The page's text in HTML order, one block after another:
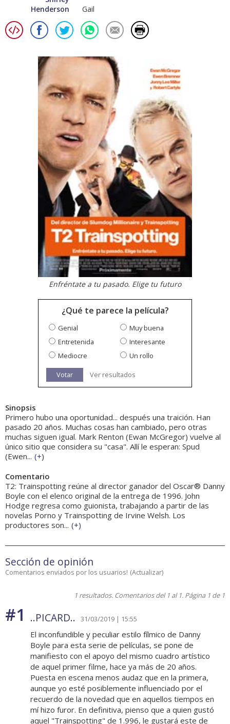
Henderson
Gail
Enfréntate a tu pasado. Elige tu futuro
¿Qué te parece la película?
Genial
Muy buena
Entretenida
Interesante
Mediocre
Un rollo
Votar Ver resultados
Sinopsis
Primero hubo una oportunidad... después una traición. Han
pasado 20 años. Muchas cosas han cambiado, pero otras
muchas siguen igual. Mark Renton (Ewan McGregor) vuelve al
único sitio que considera su "casa". Allí le esperan: Spud
(Ewen... (+)
Comentario
T2: Trainspotting reúne al director ganador del Oscar® Danny
Boyle con el elenco original de la entrega de 1996. John
Hodge regresa como guionista, trabajando a partir de las
novelas Porno y Trainspotting de Irvine Welsh. Los
productores son... (+)
Sección de opinión
Comentarios enviados por los usuarios! (Actualizar)
1 resultados. Comentarios del 1 al 1. Página 1 de 1
#1 ..PICARD.. 31/03/2019 | 15:55
El inconfundible y peculiar estilo fílmico de Danny
Boyle para esta serie de películas, se pone de
manifiesto con el apoyo del mismo cuadro artístico
de aquel primer filme, hace ya más de 20 años.
Puesta en escena menos audaz que en la primera,
aunque yo esté posiblemente influenciado por el
recuerdo de la novedad que en aquellos tiempos en
mí hizo furor. En definitiva, pienso que a quien gustó
aquel "Trainspotting" de 1.996, le gustará este de